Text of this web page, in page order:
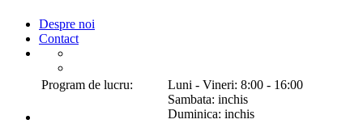
Despre noi
Contact
Program de lucru:
Luni - Vineri: 8:00 - 16:00
Sambata: inchis
Duminica: inchis